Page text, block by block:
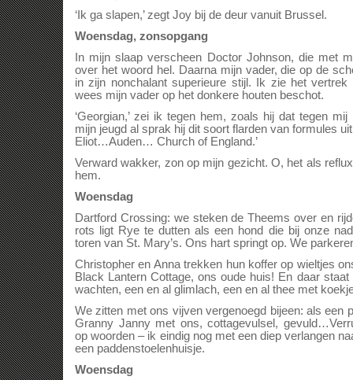
‘Ik ga slapen,’ zegt Joy bij de deur vanuit Brussel.
Woensdag, zonsopgang
In mijn slaap verscheen Doctor Johnson, die met
over het woord hel. Daarna mijn vader, die op de
in zijn nonchalant superieure stijl. Ik zie het
wees mijn vader op het donkere houten beschot.
‘Georgian,’ zei ik tegen hem, zoals hij dat tegen
mijn jeugd al sprak hij dit soort flarden van formules
Eliot…Auden… Church of England.’
Verward wakker, zon op mijn gezicht. O, het als
hem.
Woensdag
Dartford Crossing: we steken de Theems over en
rots ligt Rye te dutten als een hond die bij onze
toren van St. Mary’s. Ons hart springt op. We
Christopher en Anna trekken hun koffer op wieltjes
Black Lantern Cottage, ons oude huis! En daar
wachten, een en al glimlach, een en al thee met
We zitten met ons vijven vergenoegd bijeen: als een
Granny Janny met ons, cottagevulsel,
op woorden – ik eindig nog met een diep verlangen
een paddenstoelenhuisje.
Woensdag